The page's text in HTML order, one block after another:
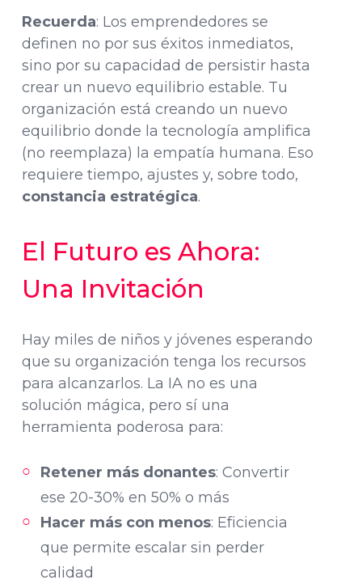
Recuerda: Los emprendedores se
definen no por sus éxitos inmediatos,
sino por su capacidad de persistir hasta
crear un nuevo equilibrio estable. Tu
organización está creando un nuevo
equilibrio donde la tecnología amplifica
(no reemplaza) la empatía humana. Eso
requiere tiempo, ajustes y, sobre todo,
constancia estratégica.
El Futuro es Ahora:
Una Invitación
Hay miles de niños y jóvenes esperando
que su organización tenga los recursos
para alcanzarlos. La IA no es una
solución mágica, pero sí una
herramienta poderosa para:
Retener más donantes: Convertir
ese 20-30% en 50% o más
Hacer más con menos: Eficiencia
que permite escalar sin perder
calidad